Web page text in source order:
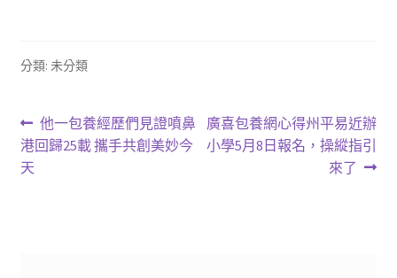
分類: 未分類
文
章
上
一
他一包養經歷們見證噴鼻
港回歸25載 攜手共創美妙今
天
下
一
廣喜包養網心得州平易近辦
小學5月8日報名，操縱指引
來了